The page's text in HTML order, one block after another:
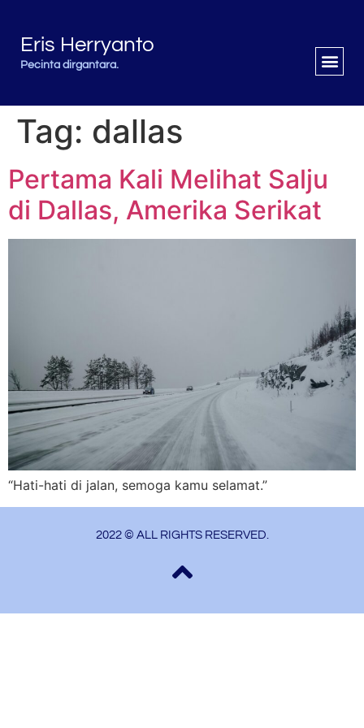
Eris Herryanto
Pecinta dirgantara.
Tag: dallas
Pertama Kali Melihat Salju
di Dallas, Amerika Serikat
“Hati-hati di jalan, semoga kamu selamat.”
2022 © ALL RIGHTS RESERVED.